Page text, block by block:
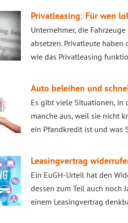
Privatleasing: Für wen
Unternehmer, die
absetzen. Privatleute
wie das Privatleasing
Auto beleihen und
Es gibt viele Situationen, in
manche aus, weil sie nicht
ein Pfandkredit ist und was
Leasingvertrag
Ein EuGH-Urteil hat den
dessen zum Teil auch noch
einem Leasingvertrag